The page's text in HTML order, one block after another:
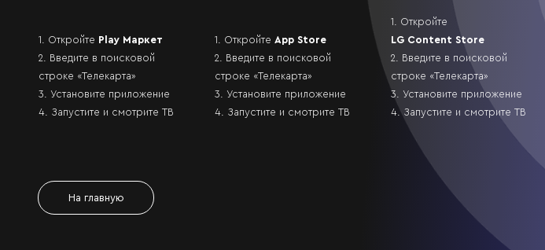
1. Откройте Play Маркет
2. Введите в поисковой
строке «Телекарта»
3. Установите приложение
4. Запустите и смотрите ТВ
1. Откройте App Store
2. Введите в поисковой
строке «Телекарта»
3. Установите приложение
4. Запустите и смотрите ТВ
1. Откройте
LG Content Store
2. Введите в поисковой
строке «Телекарта»
3. Установите приложение
4. Запустите и смотрите ТВ
На главную